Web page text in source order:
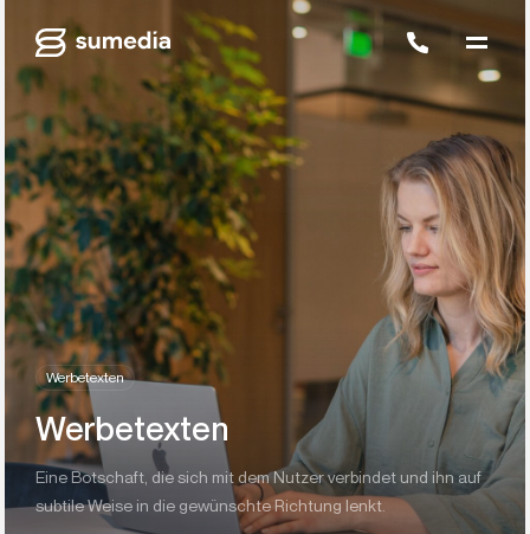
Werbetexten
Werbetexten
Eine Botschaft, die sich mit dem Nutzer verbindet und ihn auf
subtile Weise in die gewünschte Richtung lenkt.